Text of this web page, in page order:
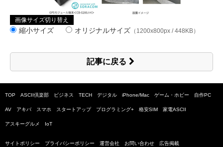
画像サイズ切り替え
縮小サイズ オリジナルサイズ （1200x800px / 448KB）
記事に戻る
TOP ASCII倶楽部 ビジネス TECH デジタル iPhone/Mac ゲーム・ホビー 自作PC
AV アキバ スマホ スタートアップ プログラミング+ 格安SIM 家電ASCII
アスキーグルメ IoT
サイトポリシー プライバシーポリシー 運営会社 お問い合わせ 広告掲載